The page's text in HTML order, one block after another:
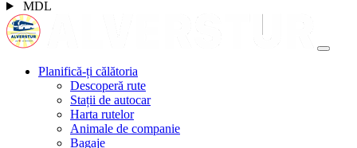
MDL
Planifică-ți călătoria
Descoperă rute
Stații de autocar
Harta rutelor
Animale de companie
Bagaje